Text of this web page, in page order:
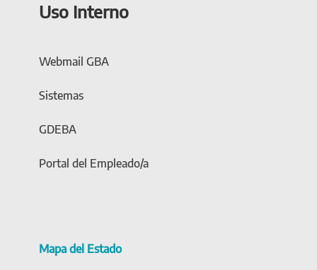
Uso Interno
Webmail GBA
Sistemas
GDEBA
Portal del Empleado/a
Mapa del Estado